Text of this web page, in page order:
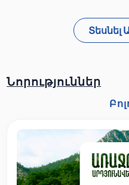
Տեսնել
Նորություններ